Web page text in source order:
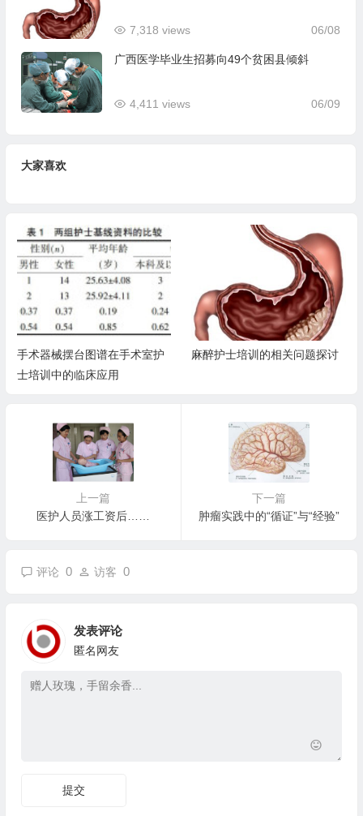
06/08
7,318 views
广西医学毕业生招募向49个贫困县倾斜
06/09
4,411 views
大家喜欢
手术器械摆台图谱在手术室护
士培训中的临床应用
麻醉护士培训的相关问题探讨
上一篇
医护人员涨工资后……
下一篇
肿瘤实践中的“循证”与“经验”
评论 0 访客 0
发表评论
匿名网友